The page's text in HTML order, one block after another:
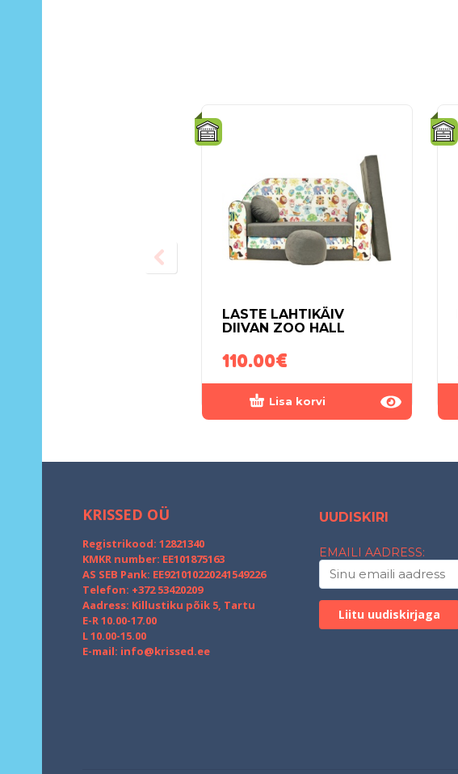
LASTE LAHTIKÄIV
DIIVAN ZOO HALL
110.00€
Lisa korvi
KRISSED OÜ
Registrikood: 12821340
KMKR number: EE101875163
AS SEB Pank: EE921010220241549226
Telefon: +372 53420209
Aadress: Killustiku põik 5, Tartu
E-R 10.00-17.00
L 10.00-15.00
E-mail: info@krissed.ee
UUDISKIRI
EMAILI AADRESS: